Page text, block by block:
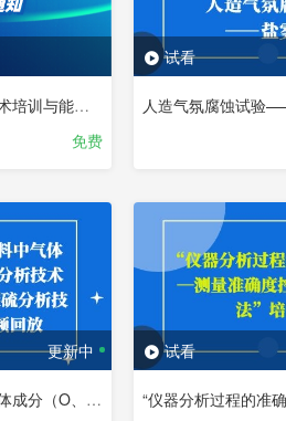
2022年下半年分析检测技术培训与能力认定通知
免费
试看
人造气氛腐蚀试验
更新中
2021年固体无机材料中气体成分（O、N、H）分析技术与固体无机材料中碳硫分析技术线下培训班视频回放
试看